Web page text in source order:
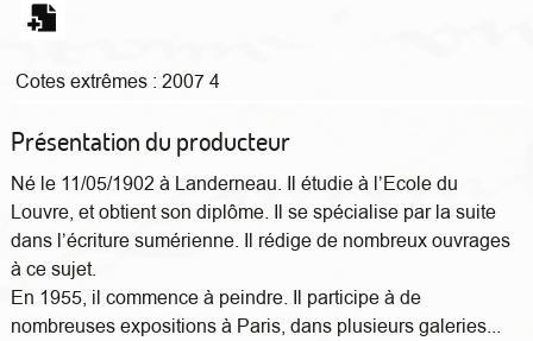
Cotes extrêmes : 2007 4
Présentation du producteur
Né le 11/05/1902 à Landerneau. Il étudie à l’Ecole du
Louvre, et obtient son diplôme. Il se spécialise par la suite
dans l’écriture sumérienne. Il rédige de nombreux ouvrages
à ce sujet.
En 1955, il commence à peindre. Il participe à de
nombreuses expositions à Paris, dans plusieurs galeries...